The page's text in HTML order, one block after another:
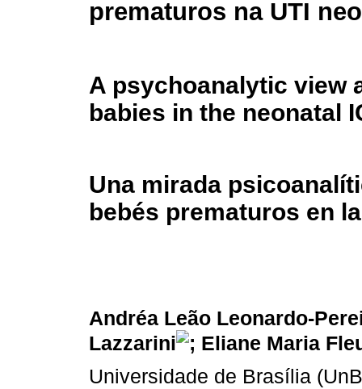
prematuros na UTI
A psychoanalytic view
babies in the neonatal
Una mirada
bebés prematuros en
Andréa Leão Leonardo-
Lazzarini
; Eliane Maria
Universidade de Brasília